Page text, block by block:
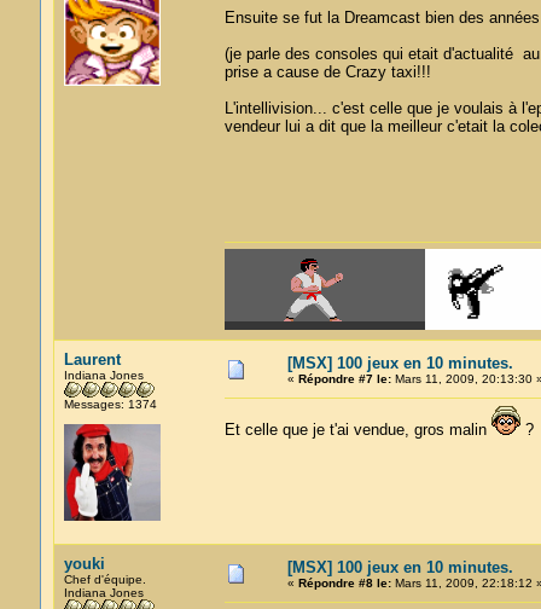
Ensuite se fut la Dreamcast bien des
(je parle des consoles qui etait d'actualité
prise a cause de Crazy taxi!!!
L'intellivision... c'est celle que je voulais à
vendeur lui a dit que la meilleur c'etait la
Laurent
Indiana Jones
Messages: 1374
[MSX] 100 jeux en 10 minutes.
« Répondre #7 le:Mars 11, 2009, 20:13:30
Et celle que je t'ai vendue, gros malin ?
youki
Chef d'équipe.
Indiana Jones
[MSX] 100 jeux en 10 minutes.
« Répondre #8 le:Mars 11, 2009, 22:18:12